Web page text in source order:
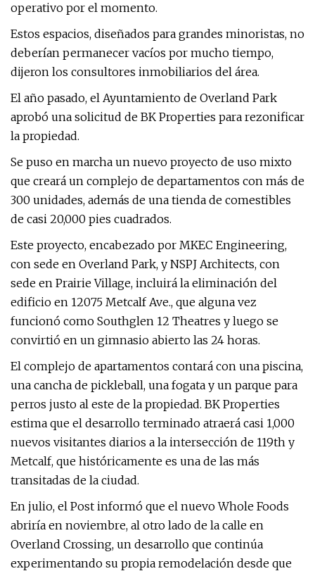
operativo por el momento.
Estos espacios, diseñados para grandes minoristas, no
deberían permanecer vacíos por mucho tiempo,
dijeron los consultores inmobiliarios del área.
El año pasado, el Ayuntamiento de Overland Park
aprobó una solicitud de BK Properties para rezonificar
la propiedad.
Se puso en marcha un nuevo proyecto de uso mixto
que creará un complejo de departamentos con más de
300 unidades, además de una tienda de comestibles
de casi 20,000 pies cuadrados.
Este proyecto, encabezado por MKEC Engineering,
con sede en Overland Park, y NSPJ Architects, con
sede en Prairie Village, incluirá la eliminación del
edificio en 12075 Metcalf Ave., que alguna vez
funcionó como Southglen 12 Theatres y luego se
convirtió en un gimnasio abierto las 24 horas.
El complejo de apartamentos contará con una piscina,
una cancha de pickleball, una fogata y un parque para
perros justo al este de la propiedad. BK Properties
estima que el desarrollo terminado atraerá casi 1,000
nuevos visitantes diarios a la intersección de 119th y
Metcalf, que históricamente es una de las más
transitadas de la ciudad.
En julio, el Post informó que el nuevo Whole Foods
abriría en noviembre, al otro lado de la calle en
Overland Crossing, un desarrollo que continúa
experimentando su propia remodelación desde que